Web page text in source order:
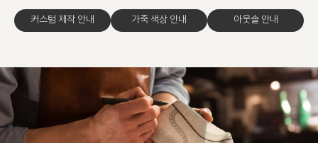
커스텀 제작 안내 가죽 색상 안내 아웃솔 안내